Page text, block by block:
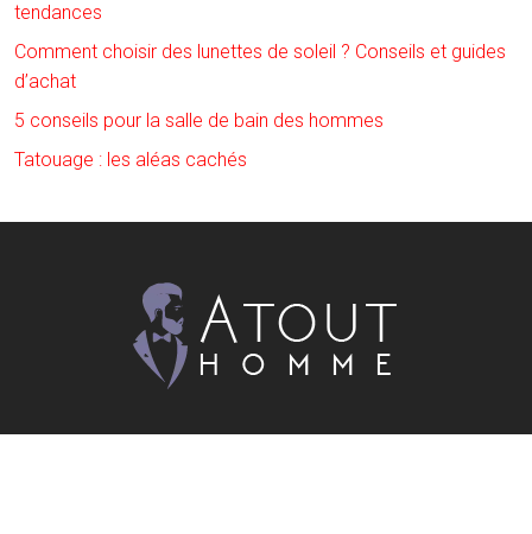
tendances
Comment choisir des lunettes de soleil ? Conseils et guides
d’achat
5 conseils pour la salle de bain des hommes
Tatouage : les aléas cachés